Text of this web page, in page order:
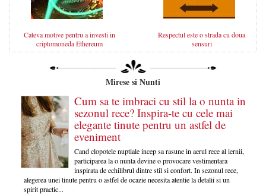
Cateva motive pentru a investi in
criptomoneda Ethereum
Respectul este o strada cu doua
sensuri
Mirese si Nunti
Cum sa te imbraci cu stil la o nunta in
sezonul rece? Inspira-te cu cele mai
elegante tinute pentru un astfel de
eveniment
Cand clopotele nuptiale incep sa rasune in aerul rece al iernii,
participarea la o nunta devine o provocare vestimentara
inspirata de echilibrul dintre stil si confort. In sezonul rece,
alegerea unei tinute pentru o astfel de ocazie necesita atentie la detalii si un
spirit practic...